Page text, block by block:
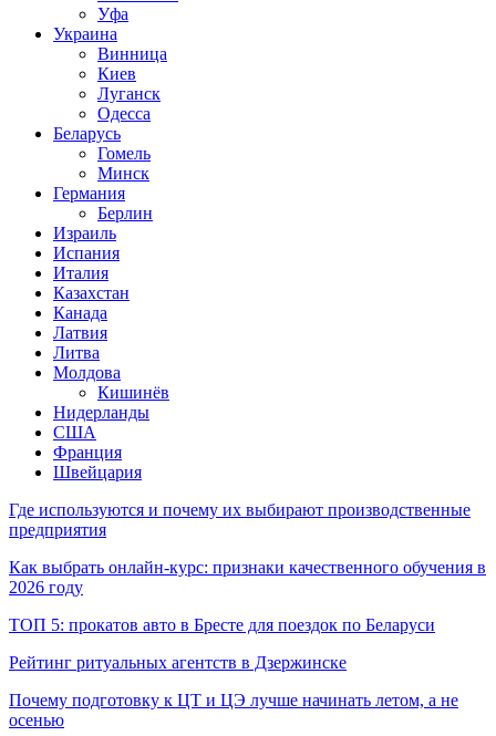
Уфа
Украина
Винница
Киев
Луганск
Одесса
Беларусь
Гомель
Минск
Германия
Берлин
Израиль
Испания
Италия
Казахстан
Канада
Латвия
Литва
Молдова
Кишинёв
Нидерланды
США
Франция
Швейцария
Где используются и почему их выбирают производственные
предприятия
Как выбрать онлайн-курс: признаки качественного обучения в
2026 году
ТОП 5: прокатов авто в Бресте для поездок по Беларуси
Рейтинг ритуальных агентств в Дзержинске
Почему подготовку к ЦТ и ЦЭ лучше начинать летом, а не
осенью